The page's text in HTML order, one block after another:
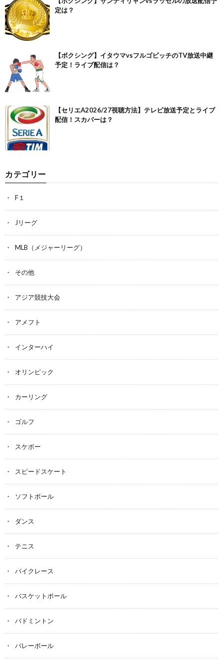
定は？
【ボクシング】イタウマvsフルゴビッチのTV放送中継
予定！ライブ配信は？
【セリエA2026/27視聴方法】テレビ放送予定とライブ
配信！スカパーは？
カテゴリー
F１
Jリーグ
MLB（メジャーリーグ）
その他
アジア競技大会
アメフト
インターハイ
オリンピック
カーリング
ゴルフ
スケボー
スピードスケート
ソフトボール
ダンス
テニス
バイクレース
バスケットボール
バドミントン
バレーボール